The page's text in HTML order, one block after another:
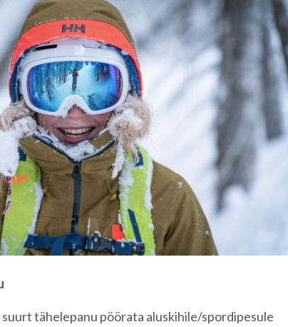
tähelepanu pöörata aluskihile/spordipesule